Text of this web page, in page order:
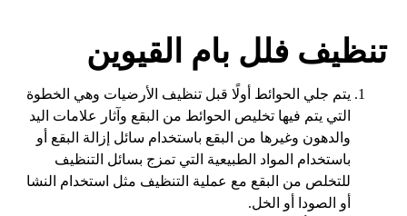
تنظيف فلل بام القيوين
يتم جلي الحوائط أولًا قبل تنظيف الأرضيات وهي الخطوة
التي يتم فيها تخليص الحوائط من البقع وآثار علامات اليد
والدهون وغيرها من البقع باستخدام سائل إزالة البقع أو
باستخدام المواد الطبيعية التي تمزج بسائل التنظيف
للتخلص من البقع مع عملية التنظيف مثل استخدام النشا
أو الصودا أو الخل.